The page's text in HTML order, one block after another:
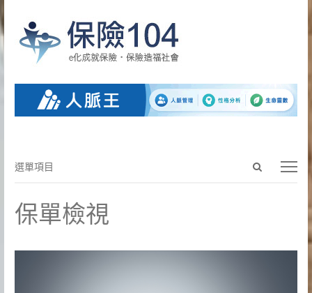
Open
search
選
目
選單項目
保單檢視